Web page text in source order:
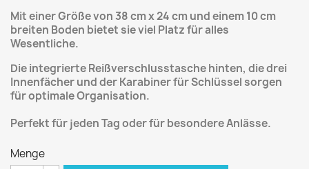
Mit einer Größe von 38 cm x 24 cm und einem 10 cm
breiten Boden bietet sie viel Platz für alles
Wesentliche.
Die integrierte Reißverschlusstasche hinten, diedrei
Innenfächer und der Karabiner für Schlüssel sorgen
für optimale Organisation.
Perfekt für jeden Tag oder für besondere Anlässe.
Menge